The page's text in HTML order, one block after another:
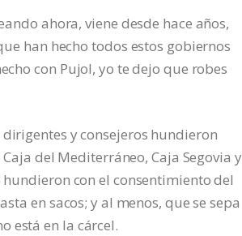
ahora, viene desde hace años,
han hecho todos estos gobiernos
con Pujol, yo te dejo que robes
y consejeros hundieron
del Mediterráneo, Caja Segovia y
con el consentimiento del
en sacos; y al menos, que se sepa
está en la cárcel.